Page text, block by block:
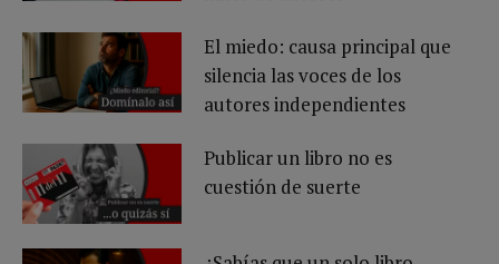
El miedo: causa principal que
silencia las voces de los
autores independientes
Publicar un libro no es
cuestión de suerte